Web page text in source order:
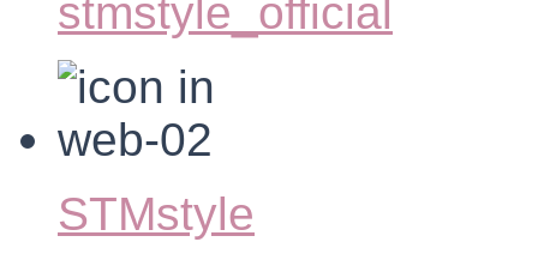
stmstyle_official
STMstyle